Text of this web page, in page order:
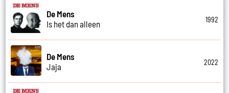
De Mens
Is het dan alleen
1992
De Mens
Jaja
2022